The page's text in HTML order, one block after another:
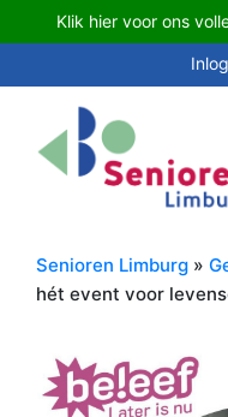
Klik hier voor ons
Senioren Limburg »
hét event voor